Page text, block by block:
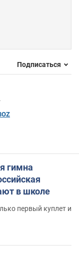
Подписаться
гимна
в школе
первый куплет и